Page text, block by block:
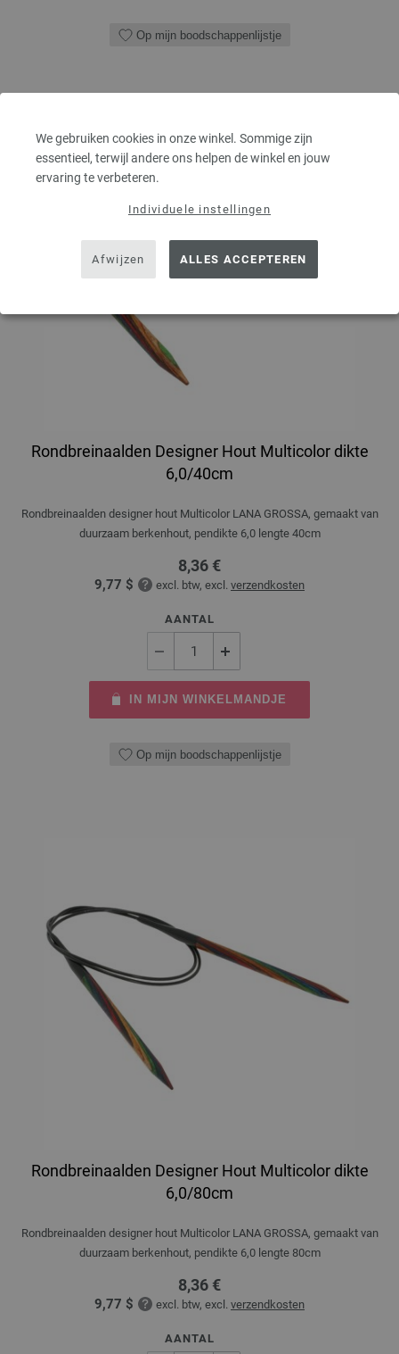
We gebruiken cookies in onze winkel. Sommige zijn
essentieel, terwijl andere ons helpen de winkel en jouw
ervaring te verbeteren.
Individuele instellingen
Afwijzen ALLES ACCEPTEREN
Op mijn boodschappenlijstje
Rondbreinaalden Designer Hout Multicolor dikte
6,0/40cm
Rondbreinaalden designer hout Multicolor LANA GROSSA, gemaakt van
duurzaam berkenhout, pendikte 6,0 lengte 40cm
8,36 €
9,77 $ excl. btw, excl. verzendkosten
AANTAL
IN MIJN WINKELMANDJE
Op mijn boodschappenlijstje
Rondbreinaalden Designer Hout Multicolor dikte
6,0/80cm
Rondbreinaalden designer hout Multicolor LANA GROSSA, gemaakt van
duurzaam berkenhout, pendikte 6,0 lengte 80cm
8,36 €
9,77 $ excl. btw, excl. verzendkosten
AANTAL